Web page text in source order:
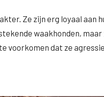
Ze zijn erg loyaal aan
waakhonden, maar
voorkomen dat ze